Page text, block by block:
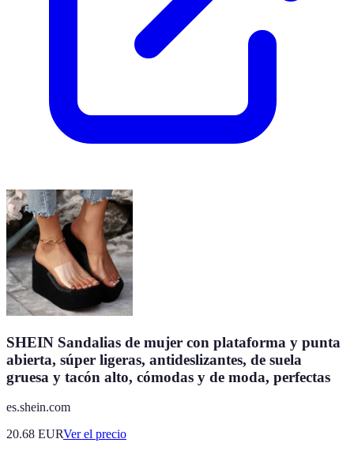
SHEIN Sandalias de mujer con plataforma y punta
abierta, súper ligeras, antideslizantes, de suela
gruesa y tacón alto, cómodas y de moda, perfectas
es.shein.com
20.68 EURVer el precio